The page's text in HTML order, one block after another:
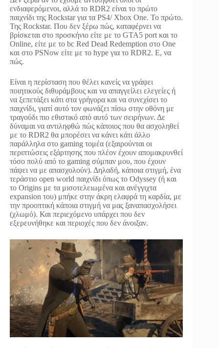
ενδιαφερόμενοι, αλλά το RDR2 είναι το πρώτο
παιχνίδι της Rockstar για τα PS4/ Xbox One. To πρώτο.
Της Rockstar. Που δεν ξέρω πώς, καταφέρνει να
βρίσκεται στο προσκήνιο είτε με το GTA5 port και το
Online, είτε με το bc Red Dead Redemption στο One
και στο PSNow είτε με το hype για το RDR2. E, να
πώς.
Είναι η περίσταση που θέλει κανείς να γράψει
ποιητικούς διθυράμβους και να απαγγείλει ελεγείες ή
να ξεπετάξει κάτι στα γρήγορα και να συνεχίσει το
παιχνίδι, γιατί αυτό τον φωνάζει πίσω στην οθόνη με
τραγούδι πιο εθιστικό από αυτό των σειρήνων. Δε
δύναμαι να αντιληφθώ πώς κάποιος που θα ασχοληθεί
με το RDR2 θα μπορέσει να κάνει κάτι άλλο
παράλληλα στο gaming τομέα (εξαιρούνται οι
περιπτώσεις εξάρτησης που πλέον έχουν απομακρυνθεί
τόσο πολύ από το gaming σύμπαν μου, που έχουν
πάψει να με απασχολούν). Δηλαδή, κάποια στιγμή, ένα
τεράστιο open world παιχνίδι όπως το Odyssey (ή και
το Origins με τα μισοτελειωμένα και ανέγγιχτα
expansion του) μπήκε στην άκρη ελαφρά τη καρδία, με
την προοπτική κάποια στιγμή να μας ξαναπασχολήσει
(χλωμό). Και περιεχόμενο υπάρχει που δεν
εξερευνήθηκε και περιοχές που δεν άνοιξαν.